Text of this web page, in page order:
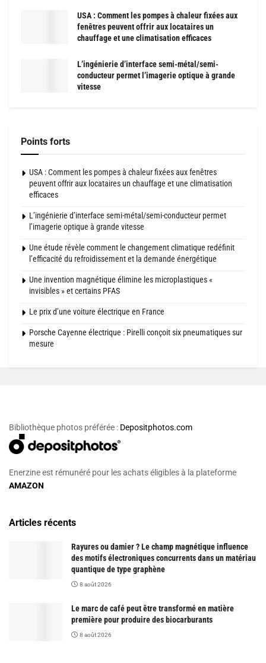
USA : Comment les pompes à chaleur fixées aux
fenêtres peuvent offrir aux locataires un
chauffage et une climatisation efficaces
L’ingénierie d’interface semi-métal/semi-
conducteur permet l’imagerie optique à grande
vitesse
Points forts
USA : Comment les pompes à chaleur fixées aux fenêtres
peuvent offrir aux locataires un chauffage et une climatisation
efficaces
L’ingénierie d’interface semi-métal/semi-conducteur permet
l’imagerie optique à grande vitesse
Une étude révèle comment le changement climatique redéfinit
l’efficacité du refroidissement et la demande énergétique
Une invention magnétique élimine les microplastiques «
invisibles » et certains PFAS
Le prix d’une voiture électrique en France
Porsche Cayenne électrique : Pirelli conçoit six pneumatiques sur
mesure
Bibliothèque photos préférée : Depositphotos.com
Enerzine est rémunéré pour les achats éligibles à la plateforme
AMAZON
Articles récents
Rayures ou damier ? Le champ magnétique influence
des motifs électroniques concurrents dans un matériau
quantique de type graphène
8 août 2026
Le marc de café peut être transformé en matière
première pour produire des biocarburants
8 août 2026